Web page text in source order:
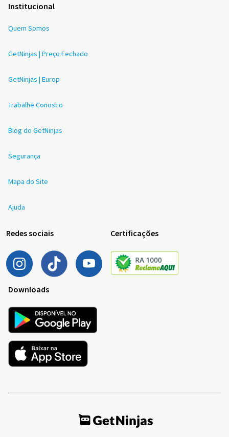
Institucional
Quem Somos
GetNinjas | Preço Fechado
GetNinjas | Europ
Trabalhe Conosco
Blog do GetNinjas
Segurança
Mapa do Site
Ajuda
Redes sociais Certificações
Downloads